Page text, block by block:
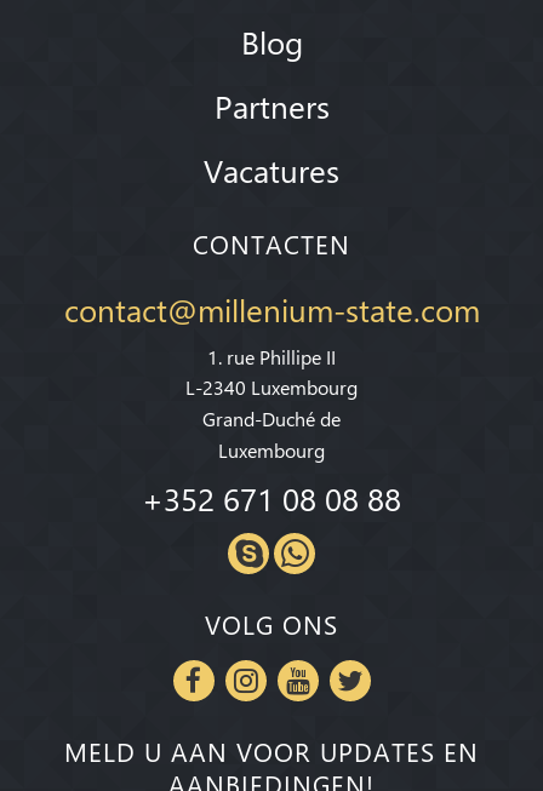
Blog
Partners
Vacatures
CONTACTEN
contact@millenium-state.com
1. rue Phillipe II
L-2340 Luxembourg
Grand-Duché de
Luxembourg
+352 671 08 08 88
VOLG ONS
MELD U AAN VOOR UPDATES EN
AANBIEDINGEN!